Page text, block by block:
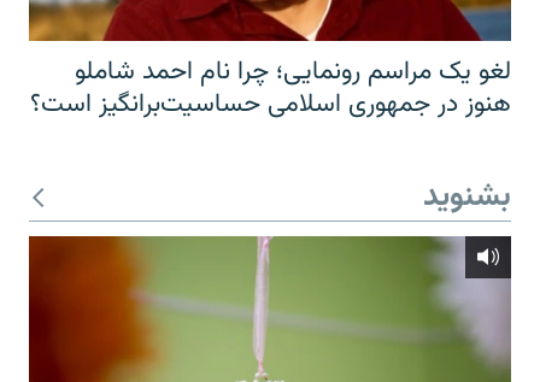
لغو یک مراسم رونمایی؛ چرا نام احمد شاملو
هنوز در جمهوری اسلامی حساسیت‌برانگیز است؟
بشنوید